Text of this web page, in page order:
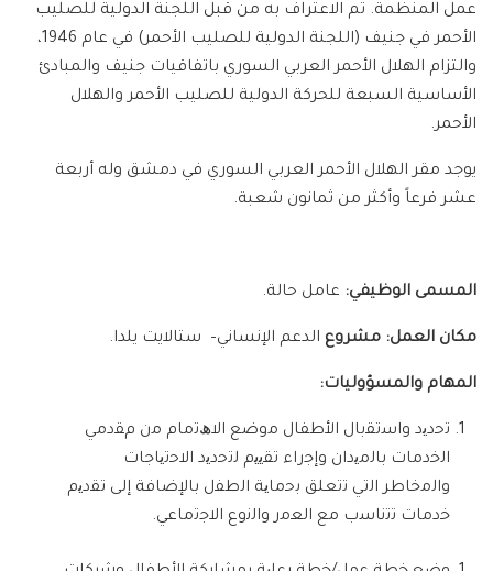
عمل المنظمة. تم الاعتراف به من قبل اللجنة الدولية للصليب
الأحمر في جنيف (اللجنة الدولية للصليب الأحمر) في عام 1946،
والتزام الهلال الأحمر العربي السوري باتفاقيات جنيف والمبادئ
الأساسية السبعة للحركة الدولية للصليب الأحمر والهلال
الأحمر.
يوجد مقر الهلال الأحمر العربي السوري في دمشق وله أربعة
عشر فرعاً وأكثر من ثمانون شعبة.
المسمى الوظيفي: عامل حالة.
مكان العمل: مشروع الدعم الإنساني– ستالايت يلدا.
المهام والمسؤوليات:
ﺗﺣدﯾد واﺳﺗﻘﺑﺎل اﻷطﻔﺎل ﻣوﺿﻊ اﻻھﺗﻣﺎم ﻣن مﻘدﻣﻲ
اﻟﺧدﻣﺎت ﺑﺎﻟﻣﯾدان وإﺟراء ﺗﻘﯾﯾم ﻟﺗﺣدﯾد اﻻﺣﺗﯾﺎﺟﺎت
واﻟﻣﺧﺎطر اﻟﺗﻲ ﺗﺗﻌﻠﻖ ﺑﺣﻣﺎﯾﺔ اﻟطﻔل ﺑﺎﻹﺿﺎﻓﺔ إﻟﻰ ﺗﻘدﯾم
ﺧدﻣﺎت ﺗﺗﻧﺎﺳب ﻣﻊ اﻟﻌﻣر واﻟﻧوع اﻻﺟﺗﻣﺎﻋﻲ.